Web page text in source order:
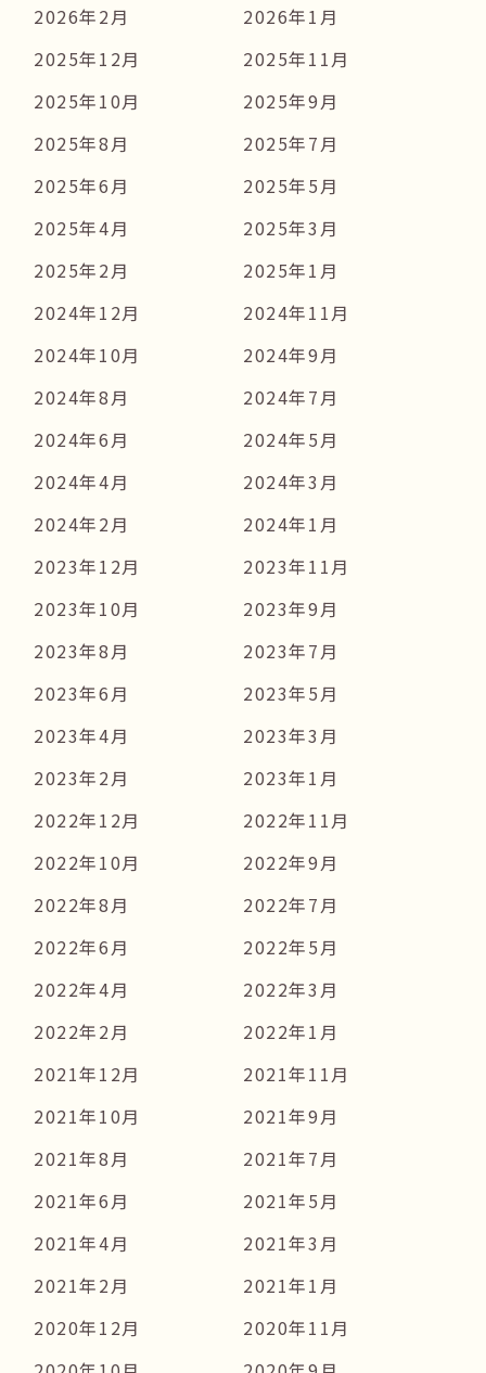
2026年2月
2026年1月
2025年12月
2025年11月
2025年10月
2025年9月
2025年8月
2025年7月
2025年6月
2025年5月
2025年4月
2025年3月
2025年2月
2025年1月
2024年12月
2024年11月
2024年10月
2024年9月
2024年8月
2024年7月
2024年6月
2024年5月
2024年4月
2024年3月
2024年2月
2024年1月
2023年12月
2023年11月
2023年10月
2023年9月
2023年8月
2023年7月
2023年6月
2023年5月
2023年4月
2023年3月
2023年2月
2023年1月
2022年12月
2022年11月
2022年10月
2022年9月
2022年8月
2022年7月
2022年6月
2022年5月
2022年4月
2022年3月
2022年2月
2022年1月
2021年12月
2021年11月
2021年10月
2021年9月
2021年8月
2021年7月
2021年6月
2021年5月
2021年4月
2021年3月
2021年2月
2021年1月
2020年12月
2020年11月